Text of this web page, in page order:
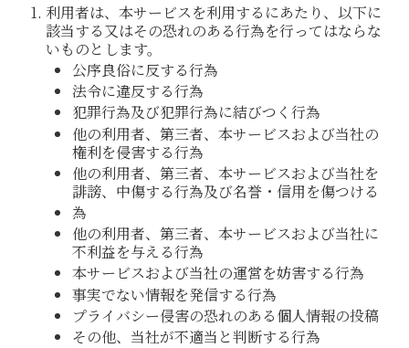
利用者は、本サービスを利用するにあたり、以下に
該当する又はその恐れのある行為を行ってはならな
いものとします。
公序良俗に反する行為
法令に違反する行為
犯罪行為及び犯罪行為に結びつく行為
他の利用者、第三者、本サービスおよび当社の
権利を侵害する行為
他の利用者、第三者、本サービスおよび当社を
誹謗、中傷する行為及び名誉・信用を傷つける
為
他の利用者、第三者、本サービスおよび当社に
不利益を与える行為
本サービスおよび当社の運営を妨害する行為
事実でない情報を発信する行為
プライバシー侵害の恐れのある個人情報の投稿
その他、当社が不適当と判断する行為